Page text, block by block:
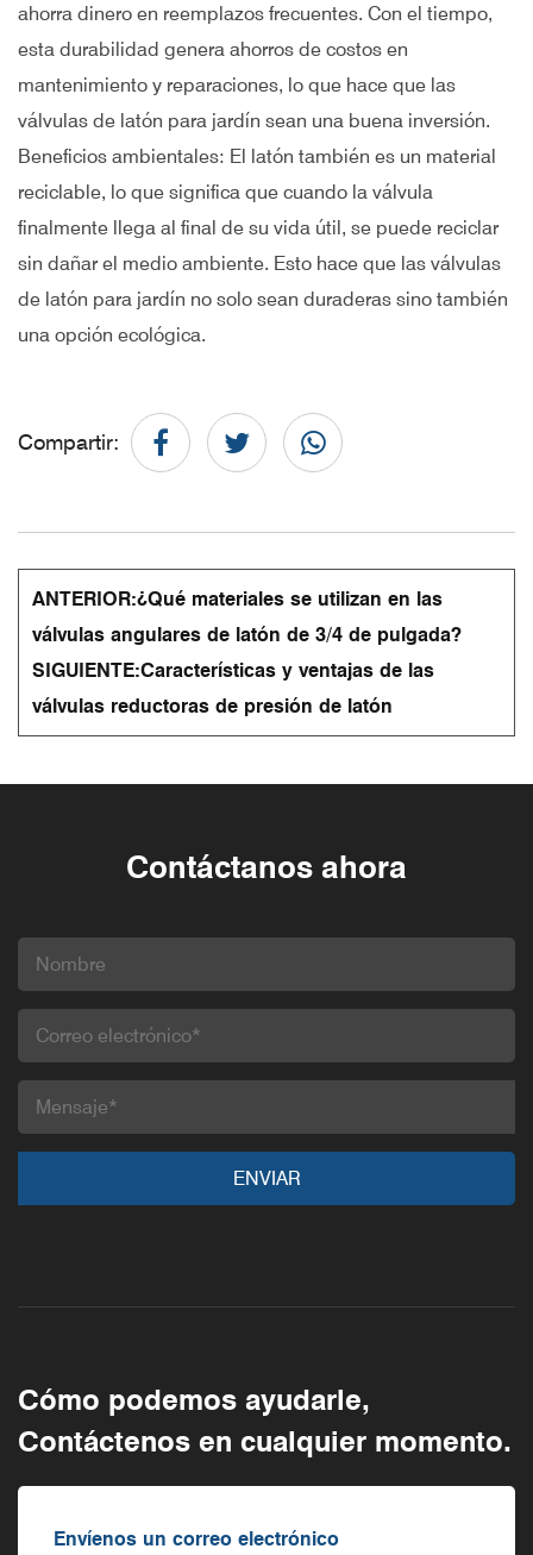
ahorra dinero en reemplazos frecuentes. Con el tiempo,
esta durabilidad genera ahorros de costos en
mantenimiento y reparaciones, lo que hace que las
válvulas de latón para jardín sean una buena inversión.
Beneficios ambientales: El latón también es un material
reciclable, lo que significa que cuando la válvula
finalmente llega al final de su vida útil, se puede reciclar
sin dañar el medio ambiente. Esto hace que las válvulas
de latón para jardín no solo sean duraderas sino también
una opción ecológica.
Compartir:
ANTERIOR:¿Qué materiales se utilizan en las
válvulas angulares de latón de 3/4 de pulgada?
SIGUIENTE:Características y ventajas de las
válvulas reductoras de presión de latón
Contáctanos ahora
Cómo podemos ayudarle,
Contáctenos en cualquier momento.
Envíenos un correo electrónico